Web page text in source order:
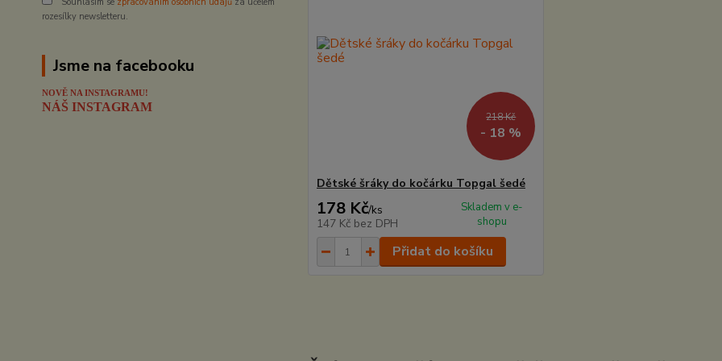
rozesílky newsletteru.
Jsme na facebooku
NOVĚ NA INSTAGRAMU!
NÁŠ INSTAGRAM
218 Kč
- 18 %
Dětské šráky do kočárku Topgal šedé
178 Kč/ks
147 Kč bez DPH
Skladem v e-
shopu
Přidat do košíku